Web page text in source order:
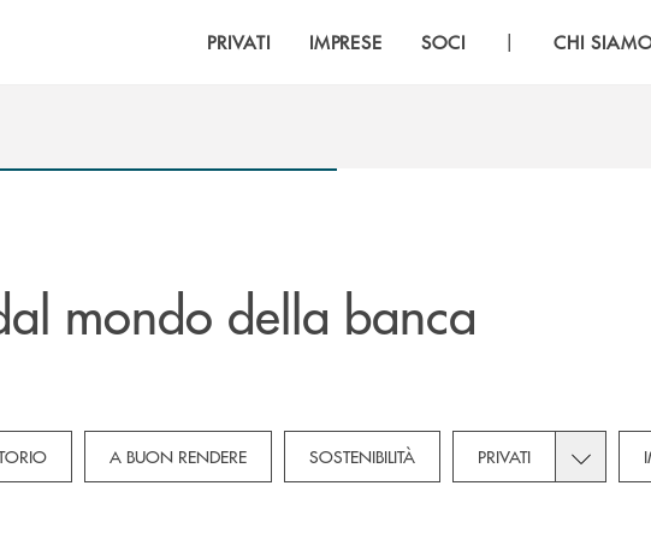
PRIVATI IMPRESE SOCI | CHI
mondo della banca
dropdown for Novità
A BUON RENDERE SOSTENIBILITÀ PRIVATI Toggle